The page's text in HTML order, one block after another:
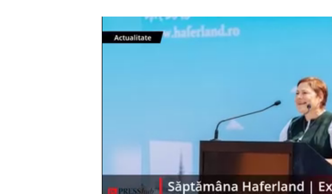
Un proiect
FREEDOM HOUSE
ROMÂNIA